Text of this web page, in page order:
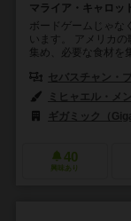
マライア・キャロッ
ボードゲームじゃな
います。 アメリカ
集め、必要な食材を
セバスチャン・
ミヒャエル・メ
ギガミック（
40
興味あり